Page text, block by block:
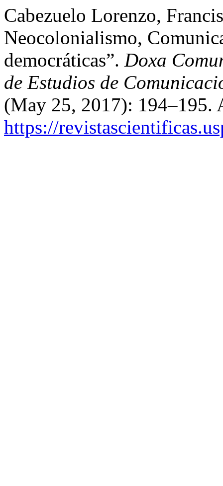
Cabezuelo Lorenzo,
Neocolonialismo,
democráticas”. Doxa
de Estudios de
(May 25, 2017): 194–195.
https://